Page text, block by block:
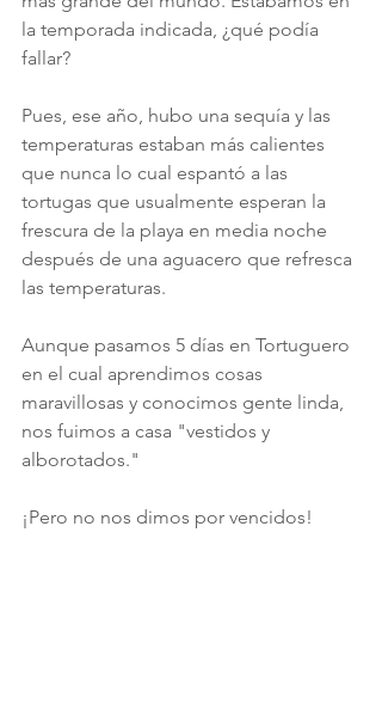
la temporada indicada, ¿qué podía
fallar?
Pues, ese año, hubo una sequía y las
temperaturas estaban más calientes
que nunca lo cual espantó a las
tortugas que usualmente esperan la
frescura de la playa en media noche
después de una aguacero que refresca
las temperaturas.
Aunque pasamos 5 días en Tortuguero
en el cual aprendimos cosas
maravillosas y conocimos gente linda,
nos fuimos a casa "vestidos y
alborotados."
¡Pero no nos dimos por vencidos!